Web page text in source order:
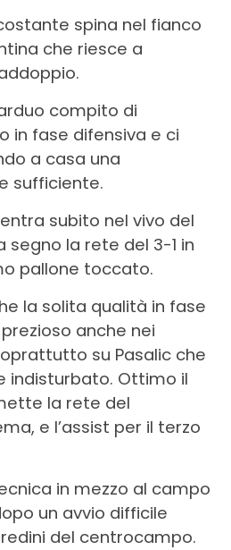
spina nel fianco
che riesce a
compito di
in fase difensiva e ci
a casa una
sufficiente.
entra subito nel vivo del
la rete del 3-1 in
pallone toccato.
la solita qualità in fase
anche nei
su Pasalic che
indisturbato. Ottimo il
la rete del
e l’assist per il terzo
in mezzo al campo
un avvio difficile
del centrocampo.